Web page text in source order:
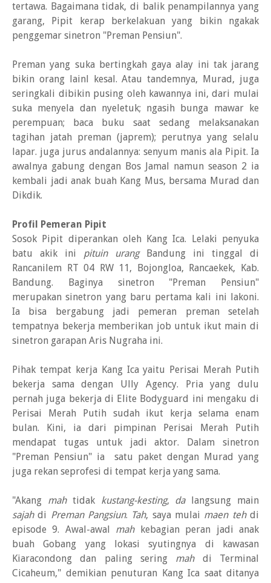
tertawa. Bagaimana tidak, di balik penampilannya yang
garang, Pipit kerap berkelakuan yang bikin ngakak
penggemar sinetron "Preman Pensiun".
Preman yang suka bertingkah gaya alay ini tak jarang
bikin orang lainl kesal. Atau tandemnya, Murad, juga
seringkali dibikin pusing oleh kawannya ini, dari mulai
suka menyela dan nyeletuk; ngasih bunga mawar ke
perempuan; baca buku saat sedang melaksanakan
tagihan jatah preman (japrem); perutnya yang selalu
lapar. juga jurus andalannya: senyum manis ala Pipit. Ia
awalnya gabung dengan Bos Jamal namun season 2 ia
kembali jadi anak buah Kang Mus, bersama Murad dan
Dikdik.
Profil Pemeran Pipit
Sosok Pipit diperankan oleh Kang Ica. Lelaki penyuka
batu akik ini pituin urang Bandung ini tinggal di
Rancanilem RT 04 RW 11, Bojongloa, Rancaekek, Kab.
Bandung. Baginya sinetron "Preman Pensiun"
merupakan sinetron yang baru pertama kali ini lakoni.
Ia bisa bergabung jadi pemeran preman setelah
tempatnya bekerja memberikan job untuk ikut main di
sinetron garapan Aris Nugraha ini.
Pihak tempat kerja Kang Ica yaitu Perisai Merah Putih
bekerja sama dengan Ully Agency. Pria yang dulu
pernah juga bekerja di Elite Bodyguard ini mengaku di
Perisai Merah Putih sudah ikut kerja selama enam
bulan. Kini, ia dari pimpinan Perisai Merah Putih
mendapat tugas untuk jadi aktor. Dalam sinetron
"Preman Pensiun" ia satu paket dengan Murad yang
juga rekan seprofesi di tempat kerja yang sama.
"Akang mahtidak kustang-kesting, da langsung main
sajahdi Preman Pangsiun. Tah, saya mulai maen tehdi
episode 9. Awal-awal mahkebagian peran jadi anak
buah Gobang yang lokasi syutingnya di kawasan
Kiaracondong dan paling sering mahdi Terminal
Cicaheum," demikian penuturan Kang Ica saat ditanya